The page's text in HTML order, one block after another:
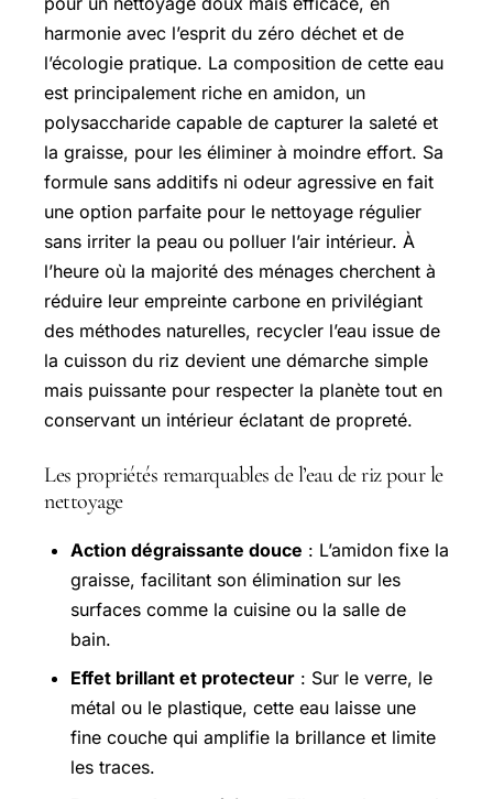
harmonie avec l’esprit du zéro déchet et de
l’écologie pratique. La composition de cette eau
est principalement riche en amidon, un
polysaccharide capable de capturer la saleté et
la graisse, pour les éliminer à moindre effort. Sa
formule sans additifs ni odeur agressive en fait
une option parfaite pour le nettoyage régulier
sans irriter la peau ou polluer l’air intérieur. À
l’heure où la majorité des ménages cherchent à
réduire leur empreinte carbone en privilégiant
des méthodes naturelles, recycler l’eau issue de
la cuisson du riz devient une démarche simple
mais puissante pour respecter la planète tout en
conservant un intérieur éclatant de propreté.
Les propriétés remarquables de l’eau de riz pour le
nettoyage
Action dégraissante douce : L’amidon fixe la
graisse, facilitant son élimination sur les
surfaces comme la cuisine ou la salle de
bain.
Effet brillant et protecteur : Sur le verre, le
métal ou le plastique, cette eau laisse une
fine couche qui amplifie la brillance et limite
les traces.